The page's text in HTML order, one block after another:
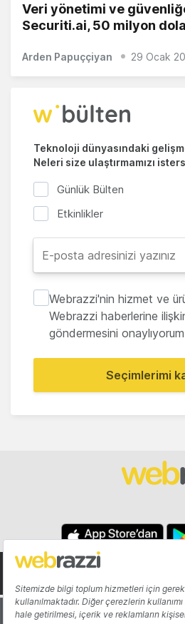
Veri yönetimi ve
Securiti.ai, 50 milyon
Arden Papuççiyan 29 Ocak
Teknoloji dünyasındaki
Neleri size ulaştırmamızı
Günlük Bülten
Etkinlikler
Webrazzi'nin hizmet ve
Webrazzi haberlerine
göndermesini
Seçimlerimi
Hakkında